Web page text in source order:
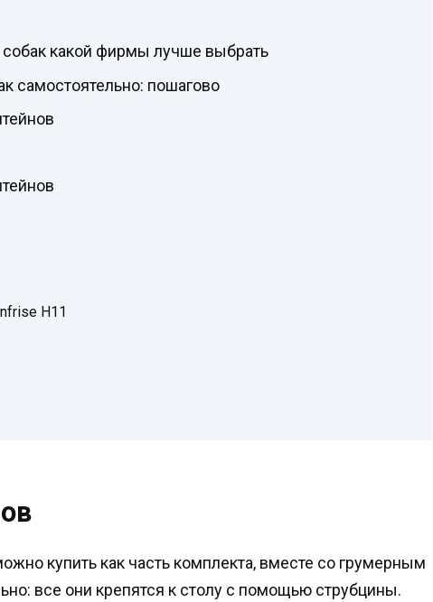
какой фирмы лучше выбрать
самостоятельно: пошагово
H11
купить как часть комплекта, вместе со грумерным
все они крепятся к столу с помощью струбцины.